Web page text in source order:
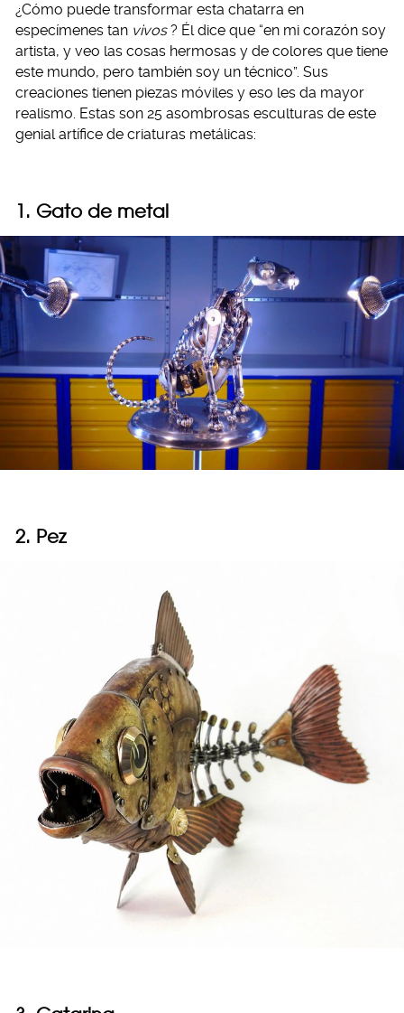
¿Cómo puede transformar esta chatarra en
especímenes tan vivos ? Él dice que “en mi corazón soy
artista, y veo las cosas hermosas y de colores que tiene
este mundo, pero también soy un técnico”. Sus
creaciones tienen piezas móviles y eso les da mayor
realismo. Estas son 25 asombrosas esculturas de este
genial artífice de criaturas metálicas:
1. Gato de metal
2. Pez